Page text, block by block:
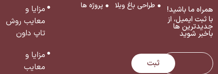
همراه ما باشید!
با ثبت ایمیل، از
جدید‌ترین ‌ها
با‌خبر شوید
ثبت
طراحی باغ ویلا
پروژه ها
مزایا و
معایب روش
تاپ داون
مزایا و
معایب